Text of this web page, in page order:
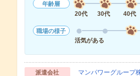
年齢層
20代
30代 40代
職場の様子
活気がある
派遣会社 マンパワーグループ